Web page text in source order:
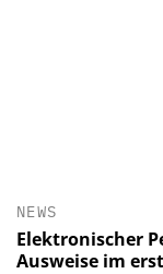
NEWS
Elektronischer
Ausweise im